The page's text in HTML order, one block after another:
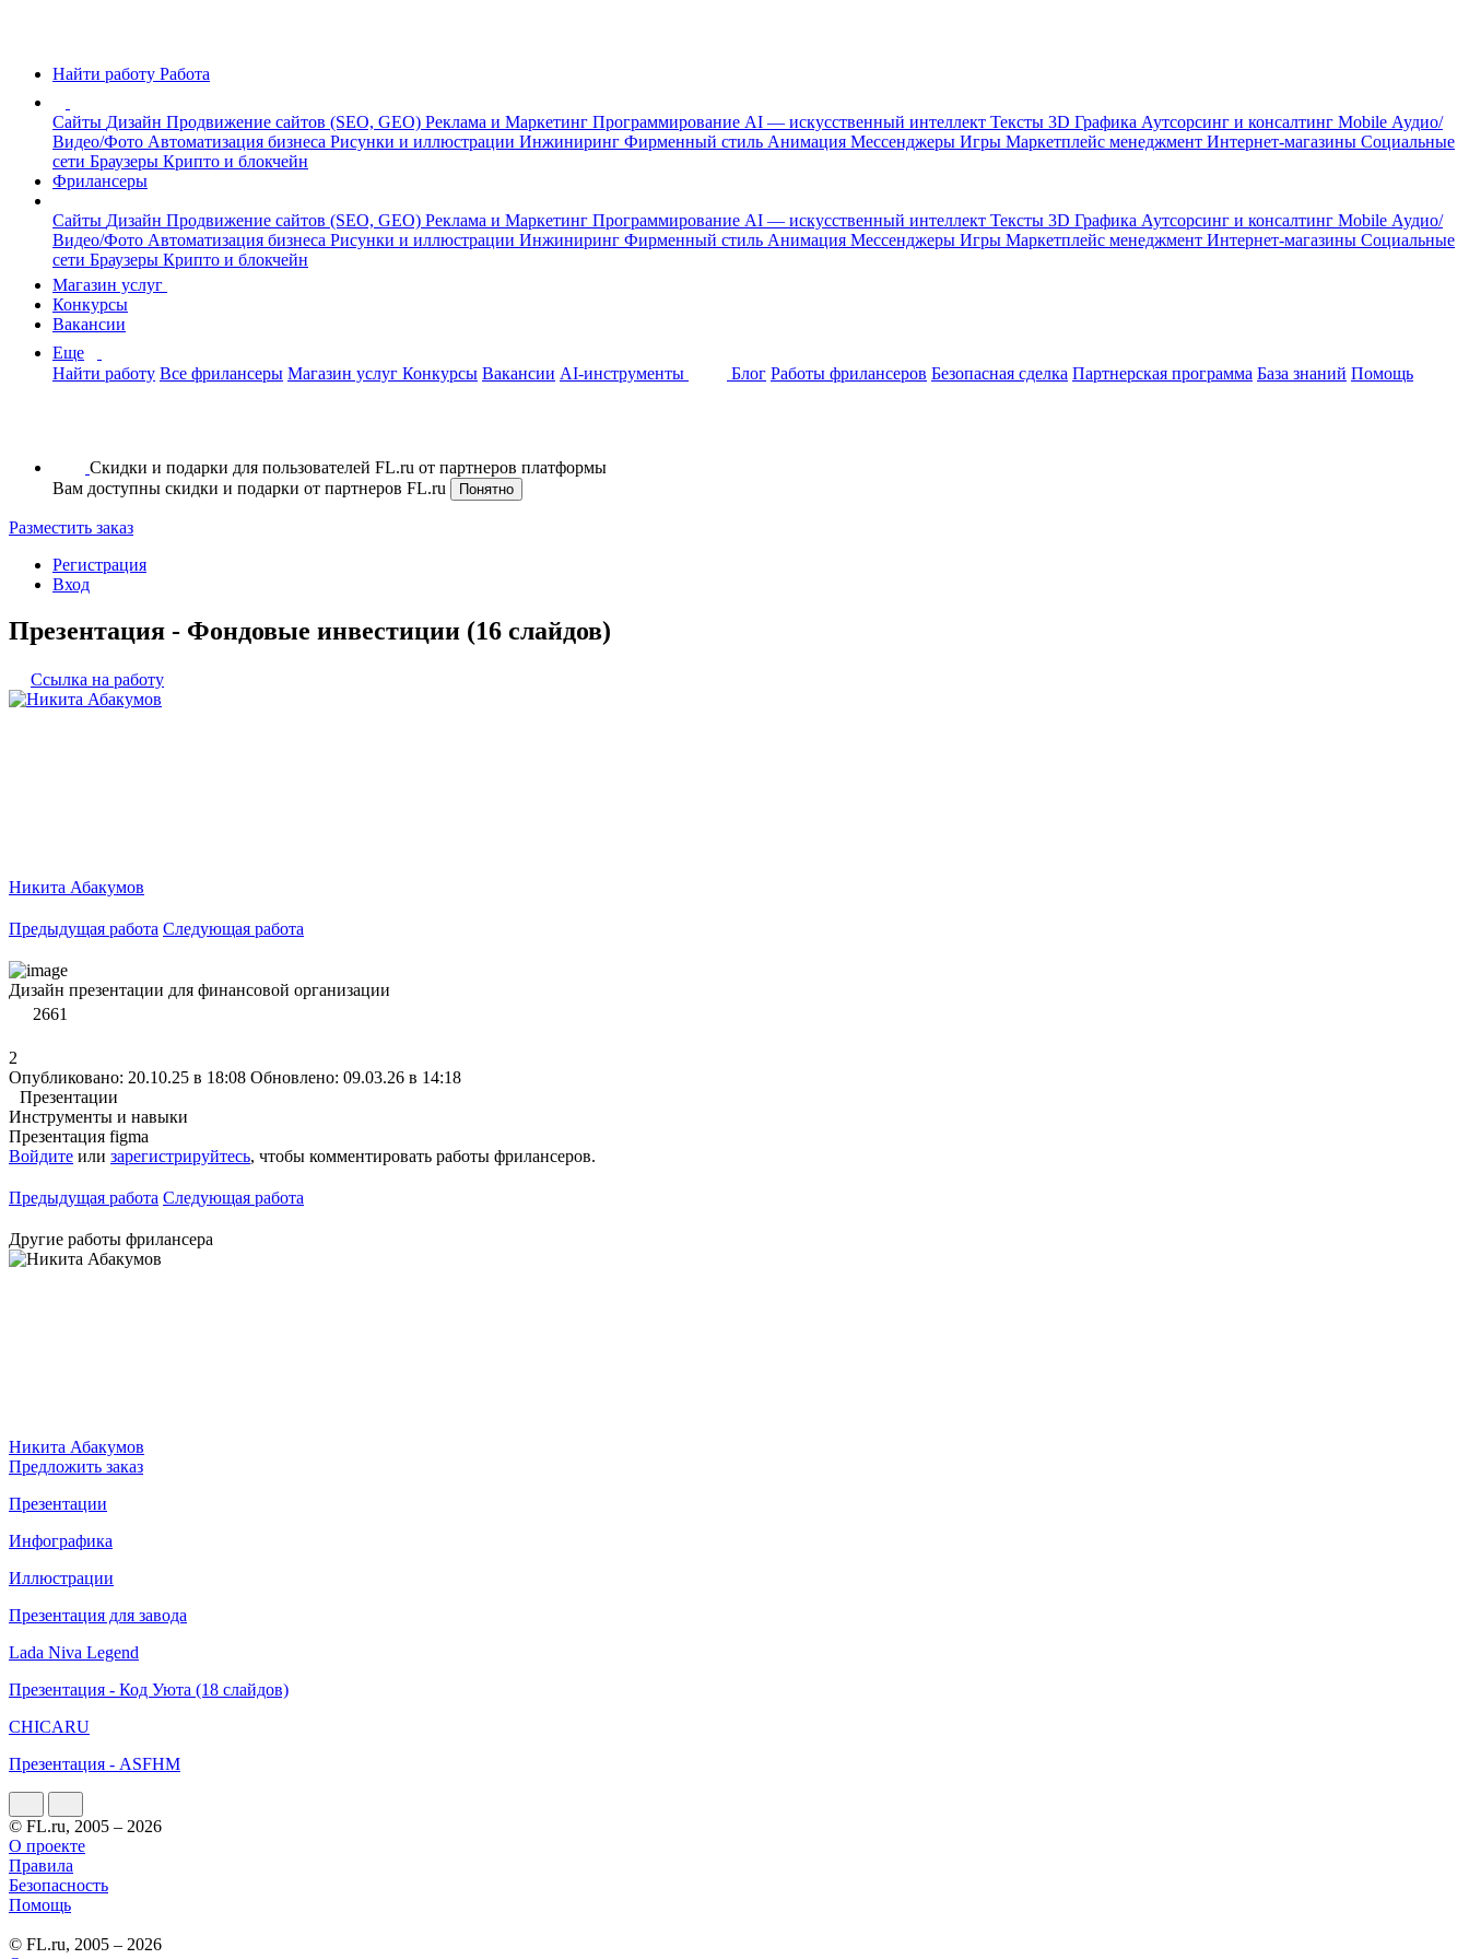
Найти работу Работа
Сайты Дизайн Продвижение сайтов (SEO, GEO) Реклама и Маркетинг Программирование AI — искусственный интеллект Тексты 3D Графика Аутсорсинг и консалтинг Mobile Аудио/
Видео/Фото Автоматизация бизнеса Рисунки и иллюстрации Инжиниринг Фирменный стиль Анимация Мессенджеры Игры Маркетплейс менеджмент Интернет-магазины Социальные
сети Браузеры Крипто и блокчейн
Фрилансеры
Сайты Дизайн Продвижение сайтов (SEO, GEO) Реклама и Маркетинг Программирование AI — искусственный интеллект Тексты 3D Графика Аутсорсинг и консалтинг Mobile Аудио/
Видео/Фото Автоматизация бизнеса Рисунки и иллюстрации Инжиниринг Фирменный стиль Анимация Мессенджеры Игры Маркетплейс менеджмент Интернет-магазины Социальные
сети Браузеры Крипто и блокчейн
Магазин услуг
Конкурсы
Вакансии
Еще
Найти работу Все фрилансеры Магазин услуг Конкурсы Вакансии AI-инструменты Блог Работы фрилансеров Безопасная сделка Партнерская программа База знаний Помощь
Скидки и подарки для пользователей FL.ru от партнеров платформы
Вам доступны скидки и подарки от партнеров FL.ru
Понятно
Разместить заказ
Регистрация
Вход
Презентация - Фондовые инвестиции (16 слайдов)
Ссылка на работу
Никита Абакумов
Предыдущая работа Следующая работа
Дизайн презентации для финансовой организации
2661
2
Опубликовано: 20.10.25 в 18:08 Обновлено: 09.03.26 в 14:18
Презентации
Инструменты и навыки
Презентация figma
Войдите или зарегистрируйтесь, чтобы комментировать работы фрилансеров.
Предыдущая работа Следующая работа
Другие работы фрилансера
Никита Абакумов
Предложить заказ
Презентации
Инфографика
Иллюстрации
Презентация для завода
Lada Niva Legend
Презентация - Код Уюта (18 слайдов)
CHICARU
Презентация - ASFHM
© FL.ru, 2005 – 2026
О проекте
Правила
Безопасность
Помощь
© FL.ru, 2005 – 2026